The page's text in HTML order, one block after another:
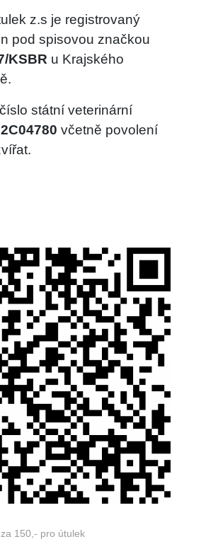
z.s je registrovaný
pod spisovou značkou
KSBR u Krajského
státní veterinární
včetně povolení
za 150,- pro útulek